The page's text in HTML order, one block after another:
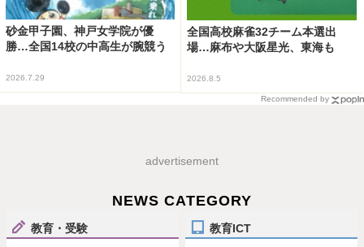
砂金甲子園、神戸女学院が優
勝…全国14校の中高生が腕競う
2026.7.29
全国高校麻雀32チーム本選出
場…麻布や大阪星光、東海も
2026.8.5
Recommended by
advertisement
NEWS CATEGORY
教育・受験 教育ICT